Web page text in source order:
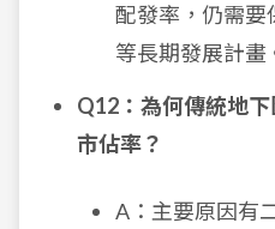
配發率，仍需要
等長期發展計畫
Q12：為何傳統地
市佔率？
A：主要原因有